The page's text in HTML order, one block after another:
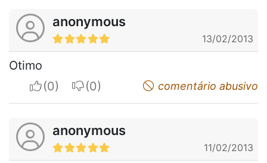
anonymous
13/02/2013
Otimo
I apreciateI do not appreciatecomentário abusivo
anonymous
11/02/2013